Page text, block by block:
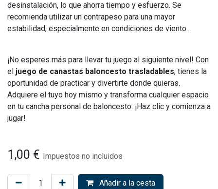
desinstalación, lo que ahorra tiempo y esfuerzo. Se
recomienda utilizar un contrapeso para una mayor
estabilidad, especialmente en condiciones de viento.
¡No esperes más para llevar tu juego al siguiente nivel! Con
el juego de canastas baloncesto trasladables, tienes la
oportunidad de practicar y divertirte donde quieras.
Adquiere el tuyo hoy mismo y transforma cualquier espacio
en tu cancha personal de baloncesto. ¡Haz clic y comienza a
jugar!
1,00 € Impuestos no incluidos
Añadir a la cesta